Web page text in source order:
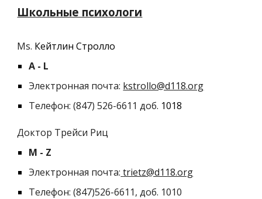
Школьные психологи
Ms. Кейтлин Стролло
A - L
Электронная почта: kstrollo@d118.org
Телефон: (847) 526-6611 доб. 1018
Доктор Трейси Риц
M - Z
Электронная почта: trietz@d118.org
Телефон: (847)526-6611, доб. 1010